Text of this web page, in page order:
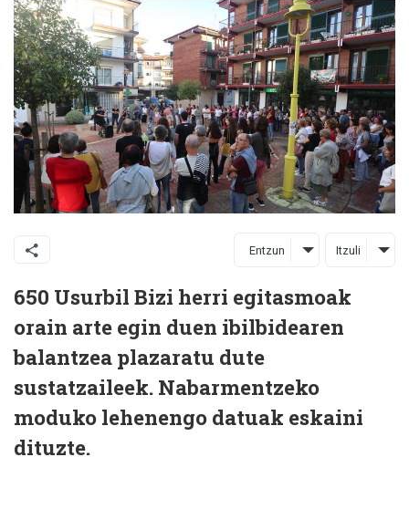
Entzun Itzuli
650 Usurbil Bizi herri egitasmoak
orain arte egin duen ibilbidearen
balantzea plazaratu dute
sustatzaileek. Nabarmentzeko
moduko lehenengo datuak eskaini
dituzte.